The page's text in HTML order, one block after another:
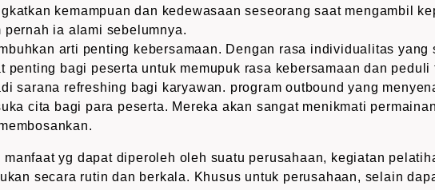
kemampuan dan kedewasaan seseorang saat mengambil
pernah ia alami sebelumnya.
arti penting kebersamaan. Dengan rasa individualitas
penting bagi peserta untuk memupuk rasa kebersamaan dan peduli
sarana refreshing bagi karyawan. program outbound yang
cita bagi para peserta. Mereka akan sangat menikmati
manfaat yg dapat diperoleh oleh suatu perusahaan, kegiatan
secara rutin dan berkala. Khusus untuk perusahaan, selain